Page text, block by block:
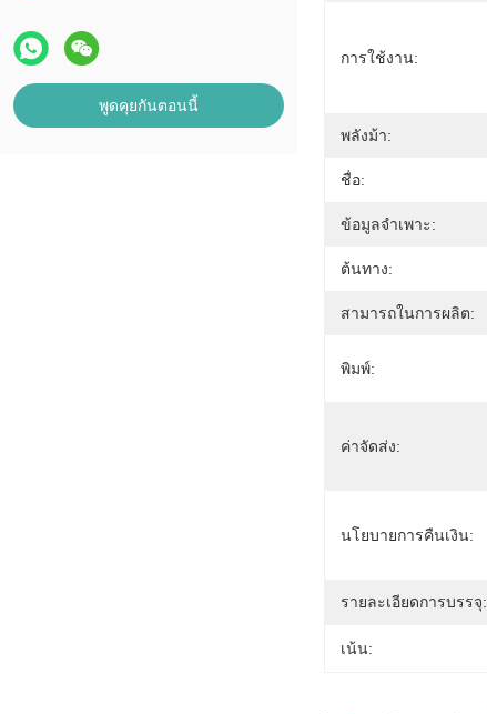
พูดคุยกันตอนนี้
การใช้งาน:
พลังม้า:
ชื่อ:
ข้อมูลจำเพาะ:
ต้นทาง:
สามารถในการผลิต:
พิมพ์:
ค่าจัดส่ง:
นโยบายการคืนเงิน:
รายละเอียดการบรรจุ:
เน้น: